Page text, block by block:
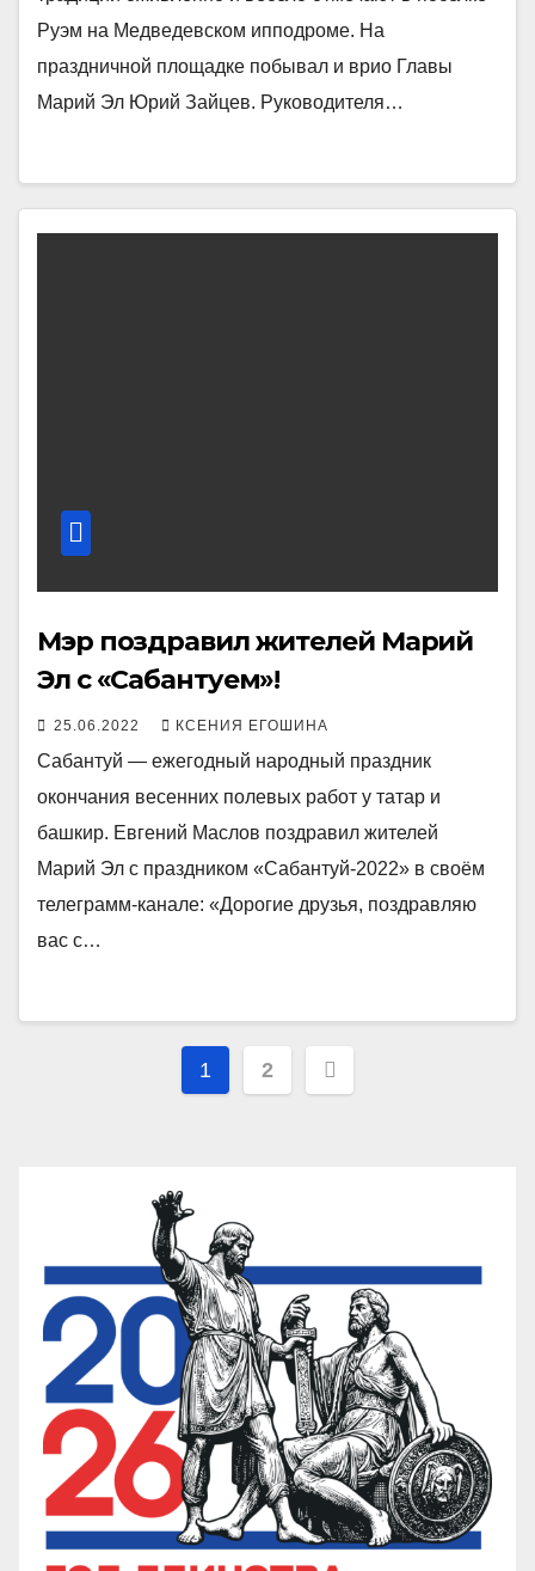
Руэм на Медведевском ипподроме. На
праздничной площадке побывал и врио Главы
Марий Эл Юрий Зайцев. Руководителя…
Мэр поздравил жителей Марий
Эл с «Сабантуем»!
25.06.2022 КСЕНИЯ ЕГОШИНА
Сабантуй — ежегодный народный праздник
окончания весенних полевых работ у татар и
башкир. Евгений Маслов поздравил жителей
Марий Эл с праздником «Сабантуй-2022» в своём
телеграмм-канале: «Дорогие друзья, поздравляю
вас с…
Пагинация
1 2